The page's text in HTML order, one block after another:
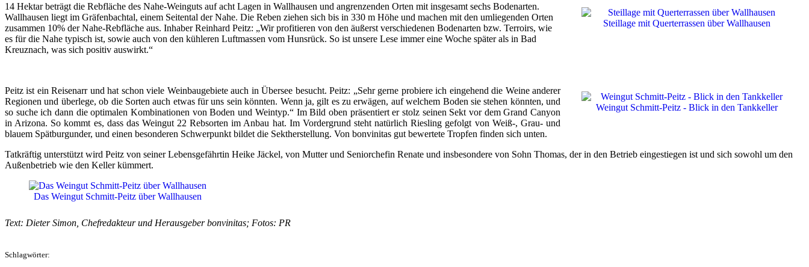
Steillage mit Querterrassen über Wallhausen
14 Hektar beträgt die Rebfläche des Nahe-Weinguts auf acht Lagen in Wallhausen und angrenzenden Orten mit insgesamt sechs Bodenarten.
Wallhausen liegt im Gräfenbachtal, einem Seitental der Nahe. Die Reben ziehen sich bis in 330 m Höhe und machen mit den umliegenden Orten
zusammen 10% der Nahe-Rebfläche aus. Inhaber Reinhard Peitz: „Wir profitieren von den äußerst verschiedenen Bodenarten bzw. Terroirs, wie
es für die Nahe typisch ist, sowie auch von den kühleren Luftmassen vom Hunsrück. So ist unsere Lese immer eine Woche später als in Bad
Kreuznach, was sich positiv auswirkt.“
Weingut Schmitt-Peitz - Blick in den Tankkeller
Peitz ist ein Reisenarr und hat schon viele Weinbaugebiete auch in Übersee besucht. Peitz: „Sehr gerne probiere ich eingehend die Weine anderer
Regionen und überlege, ob die Sorten auch etwas für uns sein könnten. Wenn ja, gilt es zu erwägen, auf welchem Boden sie stehen könnten, und
so suche ich dann die optimalen Kombinationen von Boden und Weintyp.“ Im Bild oben präsentiert er stolz seinen Sekt vor dem Grand Canyon
in Arizona. So kommt es, dass das Weingut 22 Rebsorten im Anbau hat. Im Vordergrund steht natürlich Riesling gefolgt von Weiß-, Grau- und
blauem Spätburgunder, und einen besonderen Schwerpunkt bildet die Sektherstellung. Von bonvinitas gut bewertete Tropfen finden sich unten.
Tatkräftig unterstützt wird Peitz von seiner Lebensgefährtin Heike Jäckel, von Mutter und Seniorchefin Renate und insbesondere von Sohn Thomas, der in den Betrieb eingestiegen ist und sich sowohl um den
Außenbetrieb wie den Keller kümmert.
Das Weingut Schmitt-Peitz über Wallhausen
Text: Dieter Simon, Chefredakteur und Herausgeber bonvinitas; Fotos: PR
Schlagwörter: